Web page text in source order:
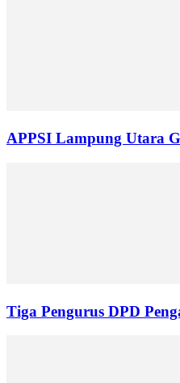
APPSI Lampung Utara
Tiga Pengurus DPD